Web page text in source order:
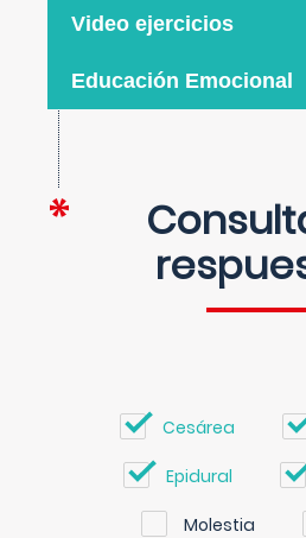
Video ejercicios
Educación Emocional
Cesárea
Epidural
Molestia